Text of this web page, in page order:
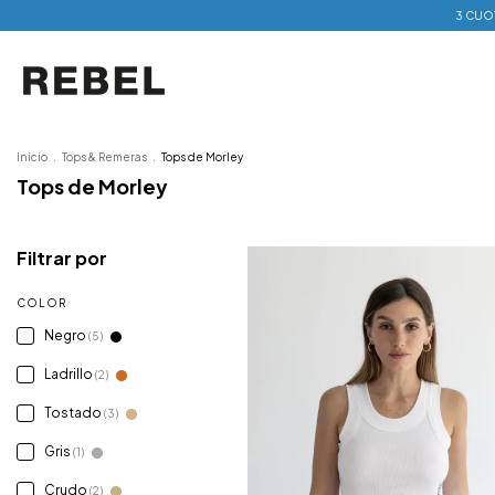
3
Inicio Tops & Remeras Tops de Morley
Tops de Morley
Filtrar por
COLOR
Negro (5)
Ladrillo (2)
Tostado (3)
Gris (1)
Crudo (2)